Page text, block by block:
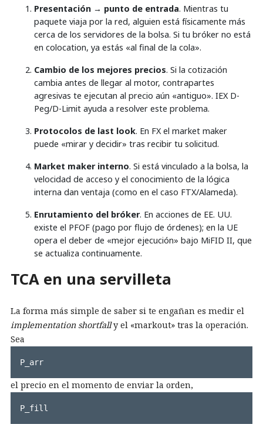
Presentación → punto de entrada. Mientras tu
paquete viaja por la red, alguien está físicamente más
cerca de los servidores de la bolsa. Si tu bróker no está
en colocation, ya estás «al final de la cola».
Cambio de los mejores precios. Si la cotización
cambia antes de llegar al motor, contrapartes
agresivas te ejecutan al precio aún «antiguo». IEX D-
Peg/D-Limit ayuda a resolver este problema.
Protocolos de last look. En FX el market maker
puede «mirar y decidir» tras recibir tu solicitud.
Market maker interno. Si está vinculado a la bolsa, la
velocidad de acceso y el conocimiento de la lógica
interna dan ventaja (como en el caso FTX/Alameda).
Enrutamiento del bróker. En acciones de EE. UU.
existe el PFOF (pago por flujo de órdenes); en la UE
opera el deber de «mejor ejecución» bajo MiFID II, que
se actualiza continuamente.
TCA en una servilleta
La forma más simple de saber si te engañan es medir el
implementation shortfally el «markout» tras la operación.
Sea
P_arr
el precio en el momento de enviar la orden,
P_fill